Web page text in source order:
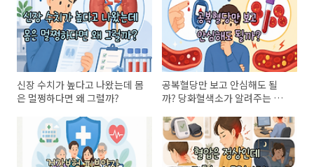
신장 수치가 높다고 나왔는데 몸
은 멀쩡하다면 왜 그럴까?
공복혈당만 보고 안심해도 될
까? 당화혈색소가 알려주는 건